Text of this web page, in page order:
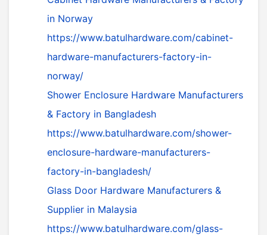
in Norway
https://www.batulhardware.com/cabinet-
hardware-manufacturers-factory-in-
norway/
Shower Enclosure Hardware Manufacturers
& Factory in Bangladesh
https://www.batulhardware.com/shower-
enclosure-hardware-manufacturers-
factory-in-bangladesh/
Glass Door Hardware Manufacturers &
Supplier in Malaysia
https://www.batulhardware.com/glass-